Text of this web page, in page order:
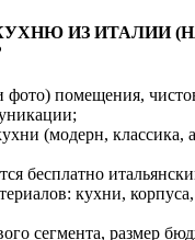
ИЗ ИТАЛИИ
фото) помещения,
(модерн, классика,
бесплатно
кухни,
сегмента, размер